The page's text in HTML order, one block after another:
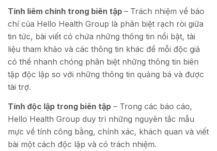
Tính liêm chính trong biên tập – Trách nhiệm về báo
chí của Hello Health Group là phân biệt rạch ròi giữa
tin tức, bài viết có chứa những thông tin nổi bật, tài
liệu tham khảo và các thông tin khác để mỗi độc giả
có thể nhanh chóng phân biệt những thông tin biên
tập độc lập so với những thông tin quảng bá và được
tài trợ.
Tính độc lập trong biên tập – Trong các báo cáo,
Hello Health Group duy trì những nguyên tắc mẫu
mực về tính công bằng, chính xác, khách quan và viết
bài một cách độc lập và có trách nhiệm.